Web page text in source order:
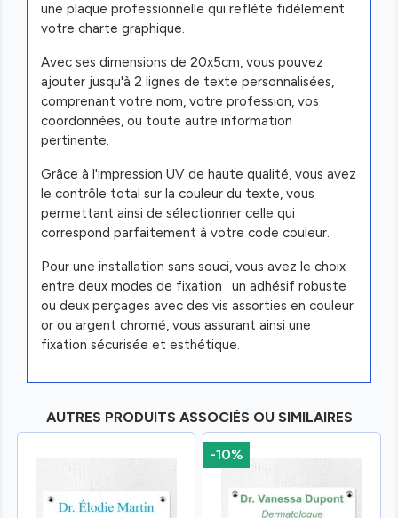
une plaque professionnelle qui reflète fidèlement
votre charte graphique.
Avec ses dimensions de 20x5cm, vous pouvez
ajouter jusqu'à 2 lignes de texte personnalisées,
comprenant votre nom, votre profession, vos
coordonnées, ou toute autre information
pertinente.
Grâce à l'impression UV de haute qualité, vous avez
le contrôle total sur la couleur du texte, vous
permettant ainsi de sélectionner celle qui
correspond parfaitement à votre code couleur.
Pour une installation sans souci, vous avez le choix
entre deux modes de fixation : un adhésif robuste
ou deux perçages avec des vis assorties en couleur
or ou argent chromé, vous assurant ainsi une
fixation sécurisée et esthétique.
AUTRES PRODUITS ASSOCIÉS OU SIMILAIRES
-10%